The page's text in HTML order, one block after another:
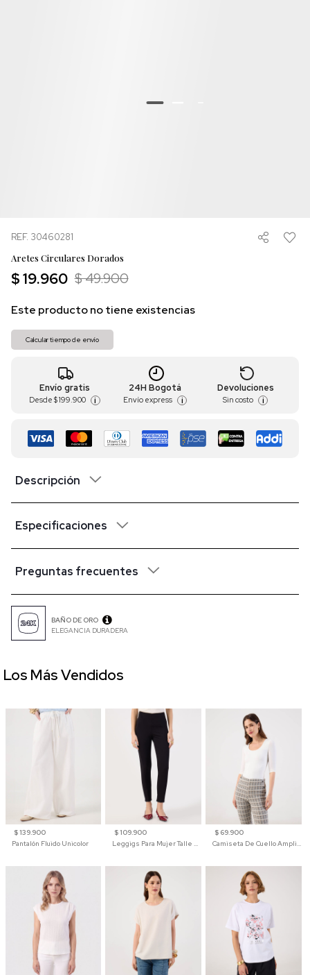
REF. 30460281
Aretes Circulares Dorados
$ 19.960 $ 49.900
Este producto no tiene existencias
Calcular tiempo de envío
Envío gratis
Desde $ 199.900 i
24H Bogotá
Envío express i
Devoluciones
Sin costo i
Descripción
Especificaciones
Preguntas frecuentes
BAÑO DE ORO
ELEGANCIA DURADERA
$ 139.900
Pantalón Fluido Unicolor
$ 109.900
Leggigs Para Mujer Talle Alto Liso
$ 69.900
Camiseta De Cuello Amplio Y Manga 3/4 Para Mujer
Los Más Vendidos